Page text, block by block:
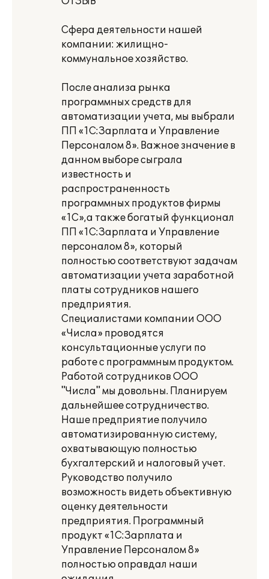
Сфера деятельности нашей
компании: жилищно-
коммунальное хозяйство.
После анализа рынка
программных средств для
автоматизации учета, мы выбрали
ПП «1С:Зарплата и Управление
Персоналом 8». Важное значение в
данном выборе сыграла
известность и
распространенность
программных продуктов фирмы
«1С»,а также богатый функционал
ПП «1С:Зарплата и Управление
персоналом 8», который
полностью соответствуют задачам
автоматизации учета заработной
платы сотрудников нашего
предприятия.
Специалистами компании ООО
«Числа» проводятся
консультационные услуги по
работе с программным продуктом.
Работой сотрудников ООО
"Числа" мы довольны. Планируем
дальнейшее сотрудничество.
Наше предприятие получило
автоматизированную систему,
охватывающую полностью
бухгалтерский и налоговый учет.
Руководство получило
возможность видеть объективную
оценку деятельности
предприятия. Программный
продукт «1С:Зарплата и
Управление Персоналом 8»
полностью оправдал наши